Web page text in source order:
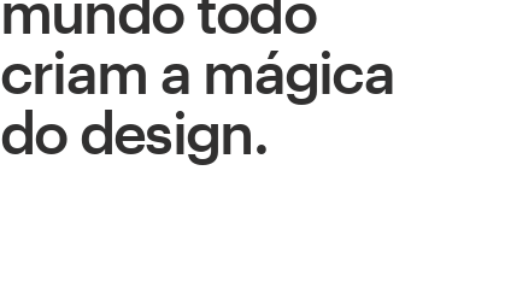
criam a mágica
do design.